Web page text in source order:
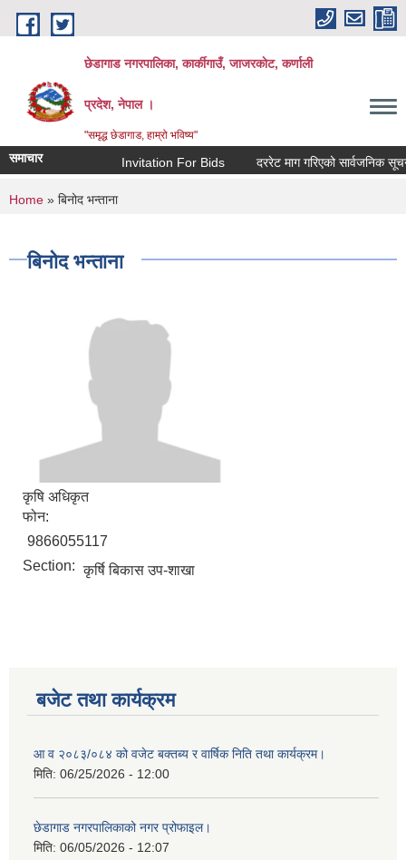
Skip to main content
छेडागाड नगरपालिका, कार्कीगाउँ, जाजरकाेट, कर्णाली
प्रदेश, नेपाल ।
"समृद्ध छेडागाड, हाम्रो भविष्य"
समाचार Invitation For Bids दररेट माग गरिएको सार्वजनिक सूचना।
You are here
Home » बिनोद भन्ताना
बिनोद भन्ताना
कृषि अधिकृत
फोन:
9866055117
Section: कृर्षि बिकास उप-शाखा
बजेट तथा कार्यक्रम
आ व २०८३/०८४ को वजेट बक्तब्य र वार्षिक निति तथा कार्यक्रम।
मिति: 06/25/2026 - 12:00
छेडागाड नगरपालिकाको नगर प्रोफाइल।
मिति: 06/05/2026 - 12:07